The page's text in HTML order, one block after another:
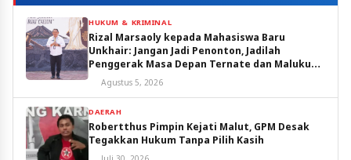
HUKUM & KRIMINAL
Rizal Marsaoly kepada Mahasiswa Baru
Unkhair: Jangan Jadi Penonton, Jadilah
Penggerak Masa Depan Ternate dan Maluku
Utara
Agustus 5, 2026
DAERAH
Robertthus Pimpin Kejati Malut, GPM Desak
Tegakkan Hukum Tanpa Pilih Kasih